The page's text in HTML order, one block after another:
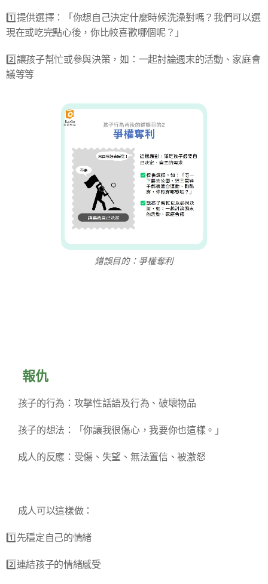
1️⃣提供選擇：「你想自己決定什麼時候洗澡對嗎？我們可以選
現在或吃完點心後，你比較喜歡哪個呢？」
2️⃣讓孩子幫忙或參與決策，如：一起討論週末的活動、家庭會
議等等
錯誤目的：爭權奪利
✅報仇
▪️孩子的行為：攻擊性話語及行為、破壞物品
▪️孩子的想法：「你讓我很傷心，我要你也這樣。」
▪️成人的反應：受傷、失望、無法置信、被激怒
➡️成人可以這樣做：
1️⃣先穩定自己的情緒
2️⃣連結孩子的情緒感受